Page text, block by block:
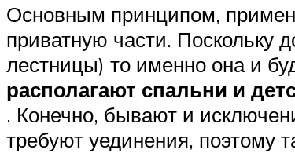
Основным принципом,
приватную части. Поскольку
лестницы) то именно она и
располагают спальни и
. Конечно, бывают и
требуют уединения, поэтому